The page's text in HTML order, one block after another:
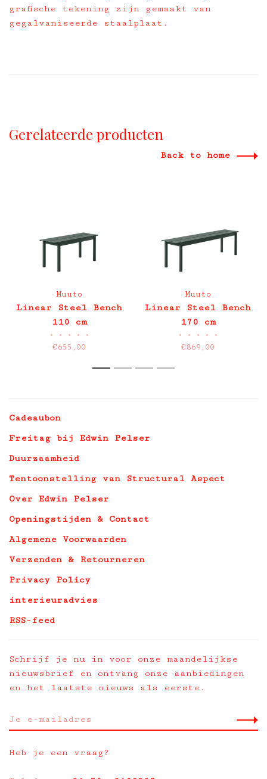
grafische tekening zijn gemaakt van
gegalvaniseerde staalplaat.
Gerelateerde producten
Back to home
Muuto
Linear Steel Bench
110 cm
• • • • •
€655,00
Muuto
Linear Steel Bench
170 cm
• • • • •
€869,00
1 2 3 4
Cadeaubon
Freitag bij Edwin Pelser
Duurzaamheid
Tentoonstelling van Structural Aspect
Over Edwin Pelser
Openingstijden & Contact
Algemene Voorwaarden
Verzenden & Retourneren
Privacy Policy
interieuradvies
RSS-feed
Schrijf je nu in voor onze maandelijkse
nieuwsbrief en ontvang onze aanbiedingen
en het laatste nieuws als eerste.
Heb je een vraag?